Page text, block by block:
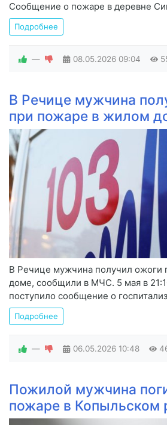
Сообщение о пожаре в деревне
Подробнее
— 08.05.2026 09:04
В Речице мужчина
при пожаре в жилом
В Речице мужчина получил ожоги
доме, сообщили в МЧС. 5 мая в
поступило сообщение о
Подробнее
— 06.05.2026 10:48
Пожилой мужчина
пожаре в Копыльском